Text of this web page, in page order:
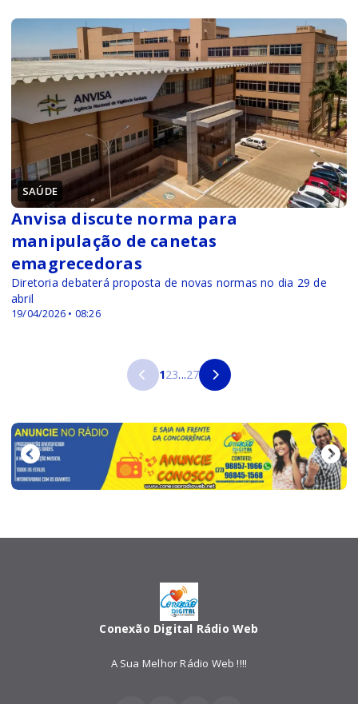
SAÚDE
19/04/2026 • 08:26
Anvisa discute norma para
manipulação de canetas
emagrecedoras
Diretoria debaterá proposta de novas normas no dia 29 de
abril
123...27
Conexão Digital Rádio Web
A Sua Melhor Rádio Web !!!!